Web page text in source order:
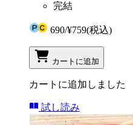
完結
690/¥759(税込)
カートに追加
カートに追加しました
試し読み